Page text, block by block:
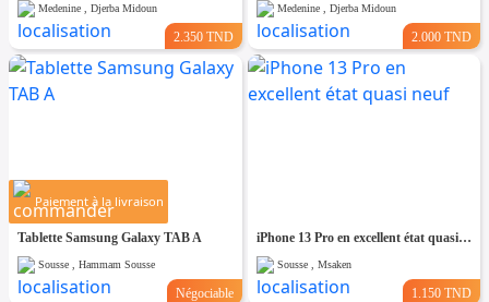
Medenine , Djerba Midoun
2.350 TND
Medenine , Djerba Midoun
2.000 TND
Paiement à la livraison
Tablette Samsung Galaxy TAB A
Sousse , Hammam Sousse
Négociable
iPhone 13 Pro en excellent état quasi neuf
Sousse , Msaken
1.150 TND